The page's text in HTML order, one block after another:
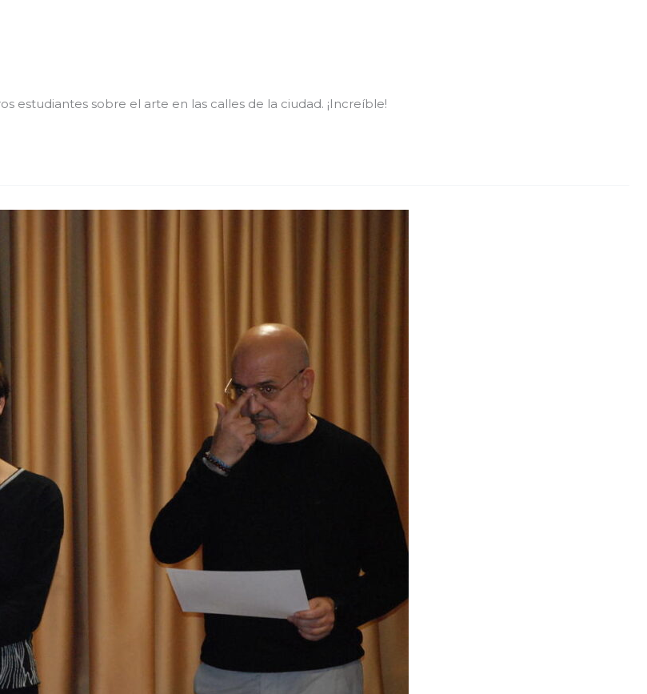
estudiantes sobre el arte en las calles de la ciudad. ¡Increíble!